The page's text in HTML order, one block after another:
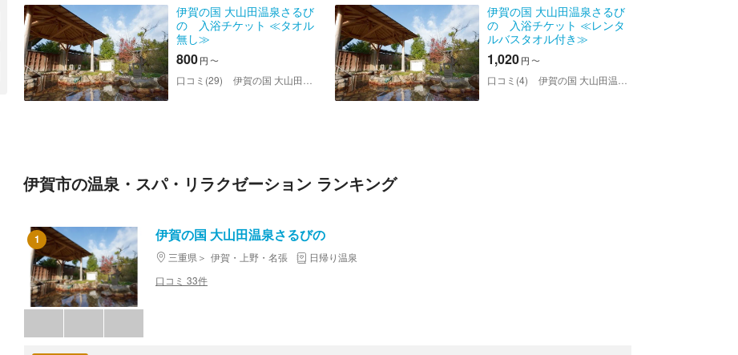
伊賀の国 大山田温泉さるび
の 入浴チケット ≪タオル
無し≫
800円 〜
口コミ(29) 伊賀の国 大山田温泉さるびの
伊賀の国 大山田温泉さるび
の 入浴チケット ≪レンタ
ルバスタオル付き≫
1,020円 〜
口コミ(4) 伊賀の国 大山田温泉さるびの
伊賀市の温泉・スパ・リラクゼーション ランキング
1 伊賀の国 大山田温泉さるびの
三重県 伊賀・上野・名張
日帰り温泉
口コミ 33件